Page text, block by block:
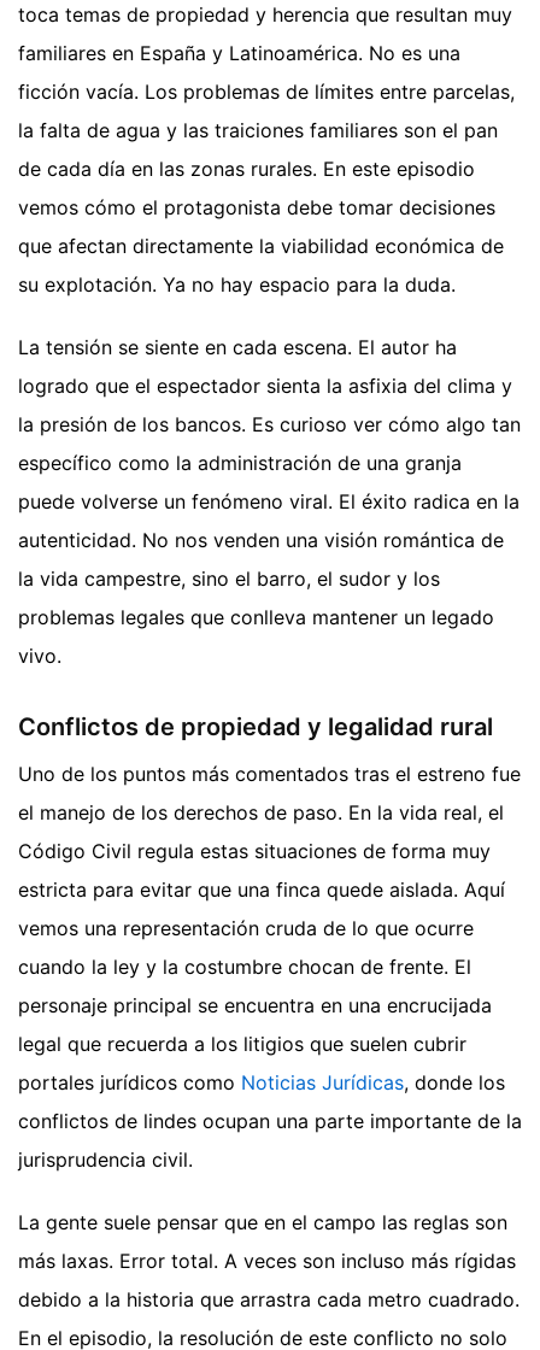
toca temas de propiedad y herencia que resultan muy
familiares en España y Latinoamérica. No es una
ficción vacía. Los problemas de límites entre parcelas,
la falta de agua y las traiciones familiares son el pan
de cada día en las zonas rurales. En este episodio
vemos cómo el protagonista debe tomar decisiones
que afectan directamente la viabilidad económica de
su explotación. Ya no hay espacio para la duda.
La tensión se siente en cada escena. El autor ha
logrado que el espectador sienta la asfixia del clima y
la presión de los bancos. Es curioso ver cómo algo tan
específico como la administración de una granja
puede volverse un fenómeno viral. El éxito radica en la
autenticidad. No nos venden una visión romántica de
la vida campestre, sino el barro, el sudor y los
problemas legales que conlleva mantener un legado
vivo.
Conflictos de propiedad y legalidad rural
Uno de los puntos más comentados tras el estreno fue
el manejo de los derechos de paso. En la vida real, el
Código Civil regula estas situaciones de forma muy
estricta para evitar que una finca quede aislada. Aquí
vemos una representación cruda de lo que ocurre
cuando la ley y la costumbre chocan de frente. El
personaje principal se encuentra en una encrucijada
legal que recuerda a los litigios que suelen cubrir
portales jurídicos como Noticias Jurídicas, donde los
conflictos de lindes ocupan una parte importante de la
jurisprudencia civil.
La gente suele pensar que en el campo las reglas son
más laxas. Error total. A veces son incluso más rígidas
debido a la historia que arrastra cada metro cuadrado.
En el episodio, la resolución de este conflicto no solo